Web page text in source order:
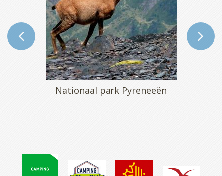
Nationaal park Pyreneeën
Neouvielle-reservaat